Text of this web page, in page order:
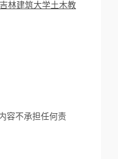
吉林建筑大学土木教
容不承担任何责